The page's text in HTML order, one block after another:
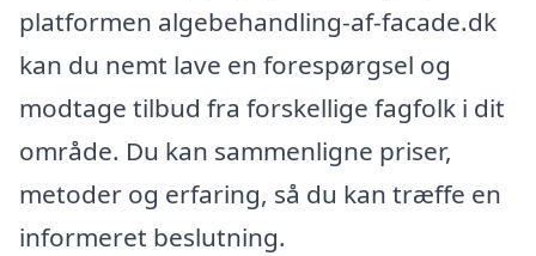
platformen algebehandling-af-facade.dk
kan du nemt lave en forespørgsel og
modtage tilbud fra forskellige fagfolk i dit
område. Du kan sammenligne priser,
metoder og erfaring, så du kan træffe en
informeret beslutning.